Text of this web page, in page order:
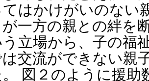
てはかけがいのない
一方の親との絆を
立場から、子の福
交流ができない親
図２のように援助